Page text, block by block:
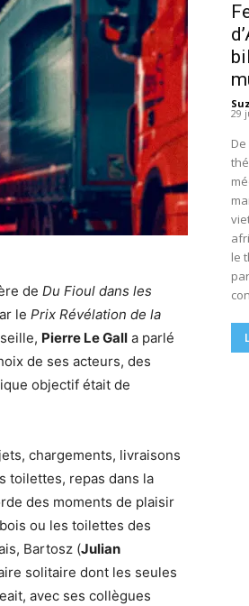
de Du Fioul dans les
le Prix Révélation de la
Pierre Le Gall a parlé
de ses acteurs, des
objectif était de
chargements, livraisons
toilettes, repas dans la
des moments de plaisir
ou les toilettes des
Bartosz (Julian
solitaire dont les seules
avec ses collègues
29
le